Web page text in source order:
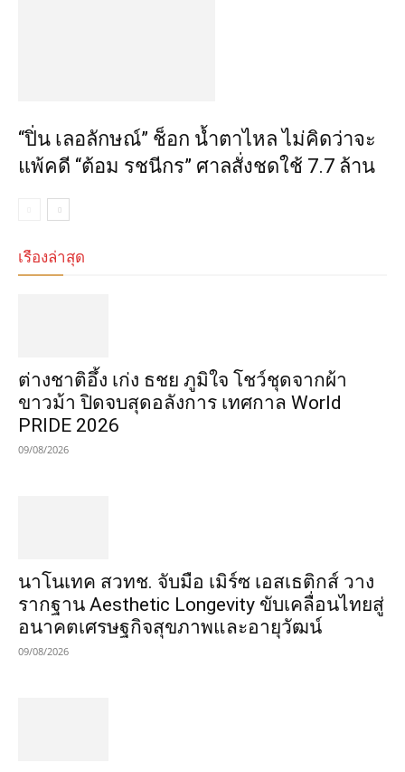
“ปิ่น เลอลักษณ์” ช็อก น้ำตาไหล ไม่คิดว่าจะ
แพ้คดี “ต้อม รชนีกร” ศาลสั่งชดใช้ 7.7 ล้าน
เรื่องล่าสุด
ต่างชาติอึ้ง เก่ง ธชย ภูมิใจ โชว์ชุดจากผ้า
ขาวม้า ปิดจบสุดอลังการ เทศกาล World
PRIDE 2026
09/08/2026
นาโนเทค สวทช. จับมือ เมิร์ซ เอสเธติกส์ วาง
รากฐาน Aesthetic Longevity ขับเคลื่อนไทยสู่
อนาคตเศรษฐกิจสุขภาพและอายุวัฒน์
09/08/2026